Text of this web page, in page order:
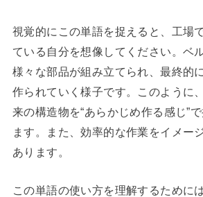
視覚的にこの単語を捉えると、工場
ている自分を想像してください。ベ
様々な部品が組み立てられ、最終的
作られていく様子です。このように
来の構造物を“あらかじめ作る感じ”
ます。また、効率的な作業をイメー
あります。
この単語の使い方を理解するために